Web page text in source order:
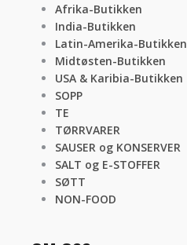
Afrika-Butikken
India-Butikken
Latin-Amerika-Butikken
Midtøsten-Butikken
USA & Karibia-Butikken
SOPP
TE
TØRRVARER
SAUSER og KONSERVER
SALT og E-STOFFER
SØTT
NON-FOOD